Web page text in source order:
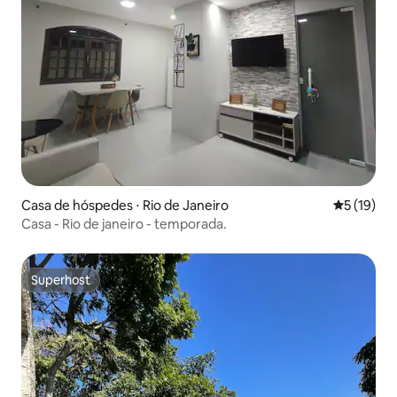
Casa de hóspedes ⋅ Rio de Janeiro 5 de uma
5 (19)
Casa - Rio de janeiro - temporada.
Superhost
Superhost